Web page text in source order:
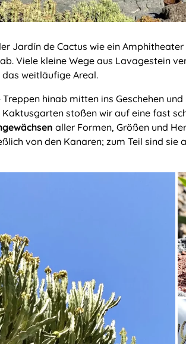
Jardín de Cactus wie ein
Viele kleine Wege aus Lavagestein
das weitläufige Areal.
hinab mitten ins Geschehen
Kaktusgarten stoßen wir auf eine fast
aller Formen, Größen und
von den Kanaren; zum Teil sind sie